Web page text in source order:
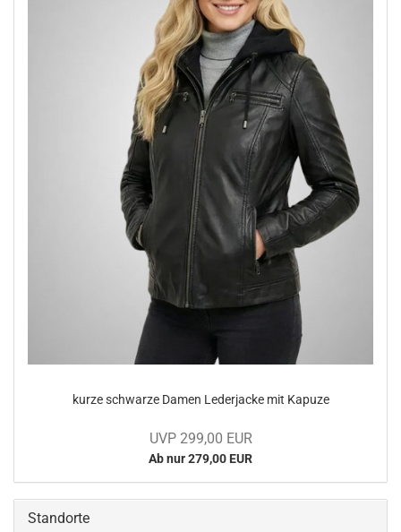
kurze schwar­ze Damen Le­der­ja­cke mit Ka­pu­ze
UVP 299,00 EUR
Ab nur 279,00 EUR
Standorte